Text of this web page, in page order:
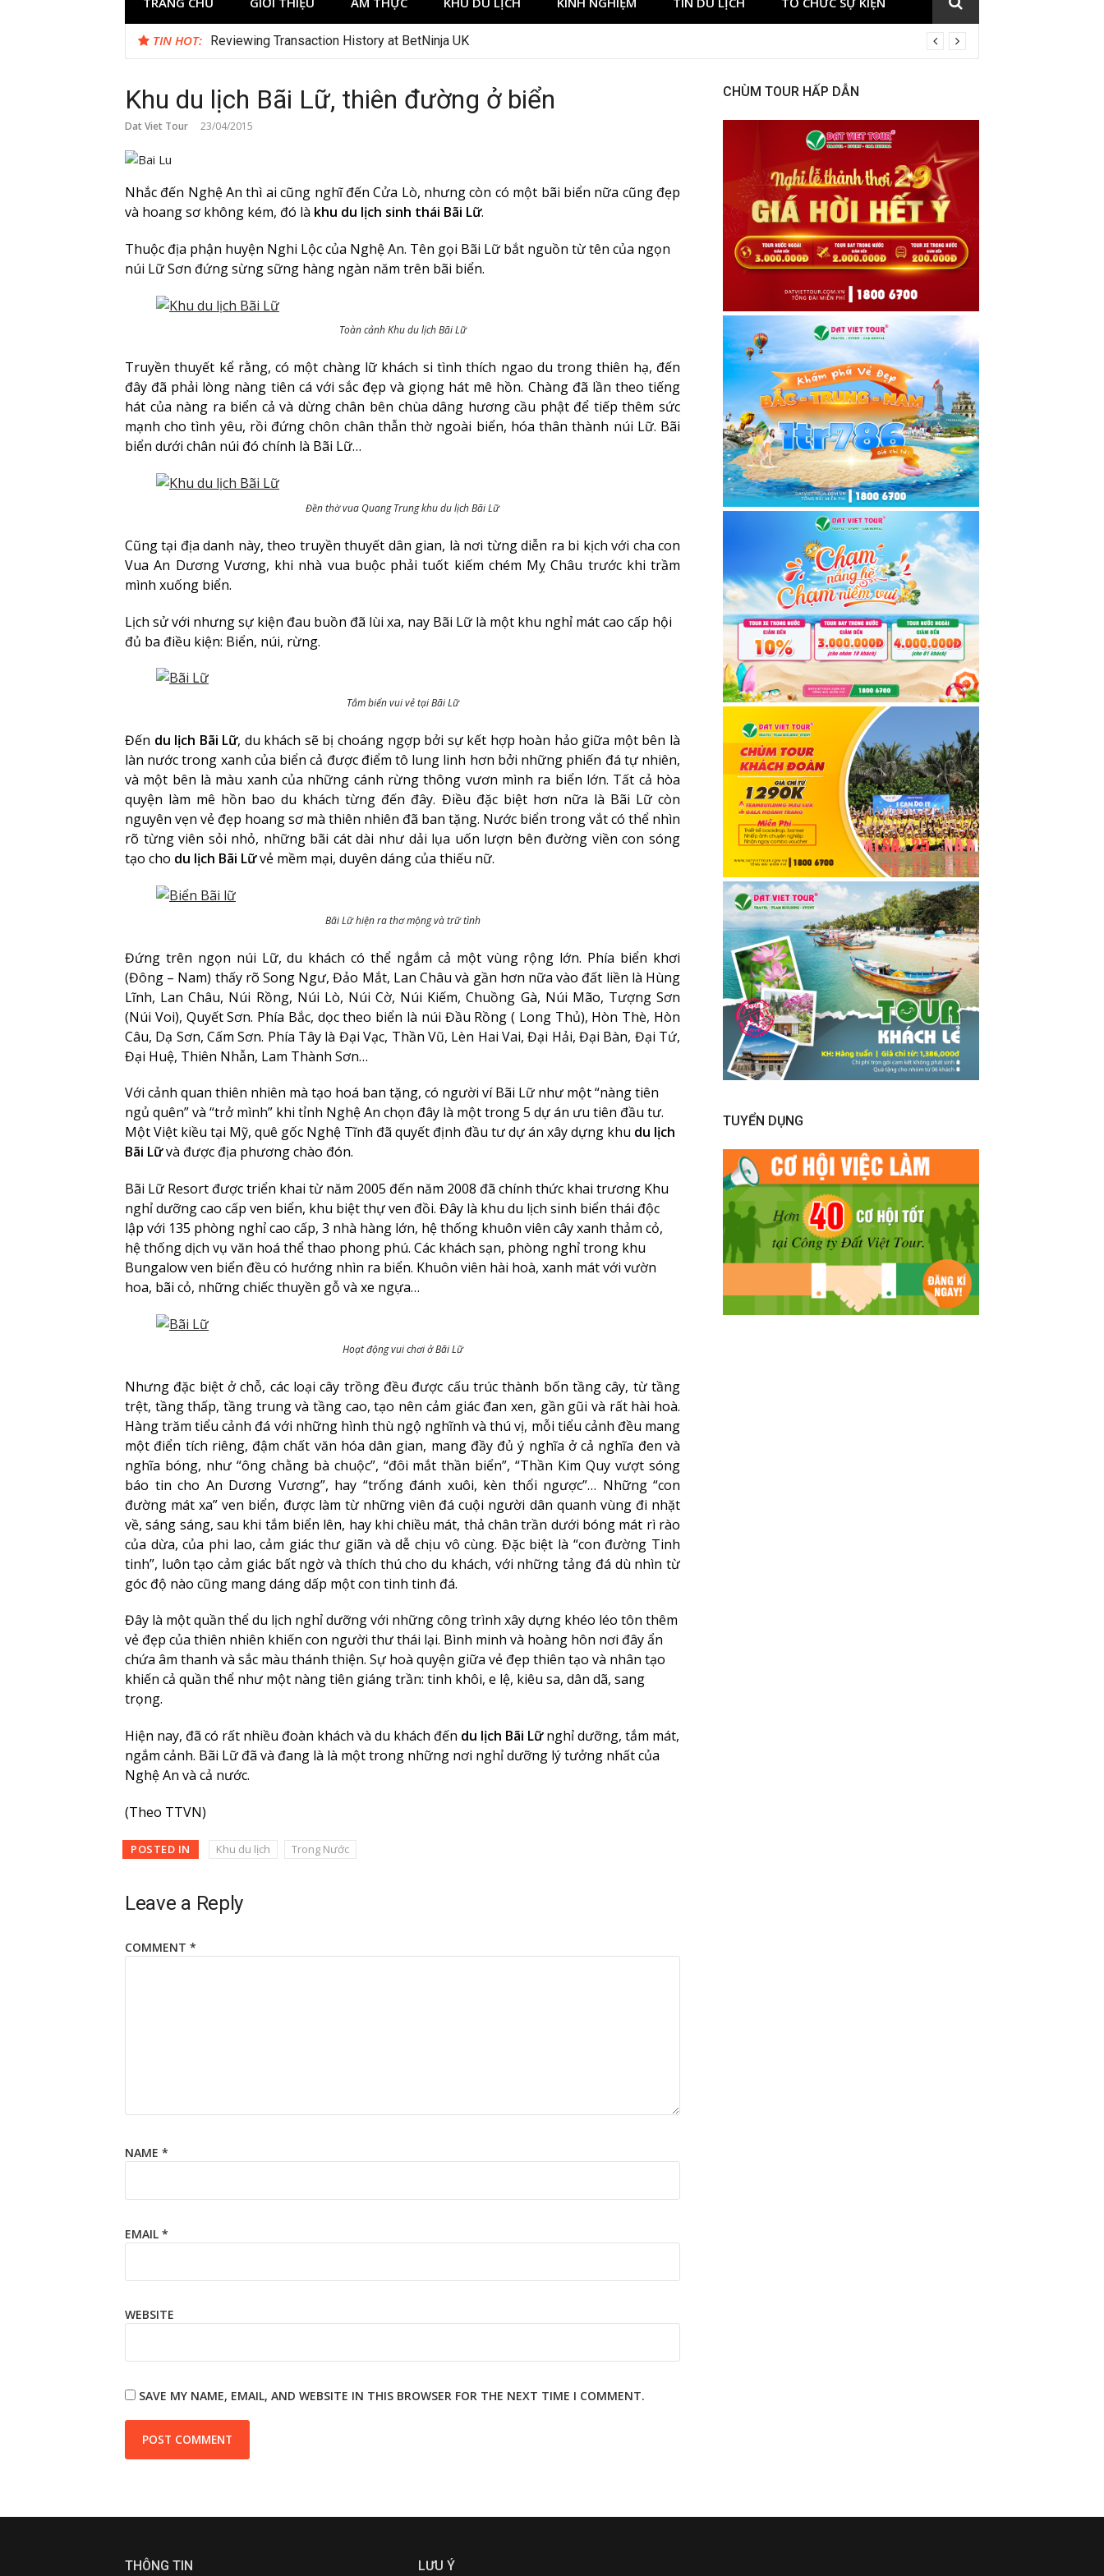
TIN HOT: Reviewing Transaction History at BetNinja UK
Khu du lịch Bãi Lữ, thiên đường ở biển
Dat Viet Tour 23/04/2015
Nhắc đến Nghệ An thì ai cũng nghĩ đến Cửa Lò, nhưng còn có một bãi biển nữa cũng đẹp
và hoang sơ không kém, đó là khu du lịch sinh thái Bãi Lữ.
Thuộc địa phận huyện Nghi Lộc của Nghệ An. Tên gọi Bãi Lữ bắt nguồn từ tên của ngọn
núi Lữ Sơn đứng sừng sững hàng ngàn năm trên bãi biển.
Toàn cảnh Khu du lịch Bãi Lữ
Truyền thuyết kể rằng, có một chàng lữ khách si tình thích ngao du trong thiên hạ, đến
đây đã phải lòng nàng tiên cá với sắc đẹp và giọng hát mê hồn. Chàng đã lần theo tiếng
hát của nàng ra biển cả và dừng chân bên chùa dâng hương cầu phật để tiếp thêm sức
mạnh cho tình yêu, rồi đứng chôn chân thẫn thờ ngoài biển, hóa thân thành núi Lữ. Bãi
biển dưới chân núi đó chính là Bãi Lữ…
Đền thờ vua Quang Trung khu du lịch Bãi Lữ
Cũng tại địa danh này, theo truyền thuyết dân gian, là nơi từng diễn ra bi kịch với cha con
Vua An Dương Vương, khi nhà vua buộc phải tuốt kiếm chém Mỵ Châu trước khi trầm
mình xuống biển.
Lịch sử với nhưng sự kiện đau buồn đã lùi xa, nay Bãi Lữ là một khu nghỉ mát cao cấp hội
đủ ba điều kiện: Biển, núi, rừng.
Tắm biển vui vẻ tại Bãi Lữ
Đến du lịch Bãi Lữ, du khách sẽ bị choáng ngợp bởi sự kết hợp hoàn hảo giữa một bên là
làn nước trong xanh của biển cả được điểm tô lung linh hơn bởi những phiến đá tự nhiên,
và một bên là màu xanh của những cánh rừng thông vươn mình ra biển lớn. Tất cả hòa
quyện làm mê hồn bao du khách từng đến đây. Điều đặc biệt hơn nữa là Bãi Lữ còn
nguyên vẹn vẻ đẹp hoang sơ mà thiên nhiên đã ban tặng. Nước biển trong vắt có thể nhìn
rõ từng viên sỏi nhỏ, những bãi cát dài như dải lụa uốn lượn bên đường viền con sóng
tạo cho du lịch Bãi Lữvẻ mềm mại, duyên dáng của thiếu nữ.
Bãi Lữ hiện ra thơ mộng và trữ tình
Đứng trên ngọn núi Lữ, du khách có thể ngắm cả một vùng rộng lớn. Phía biển khơi
(Đông – Nam) thấy rõ Song Ngư, Đảo Mắt, Lan Châu và gần hơn nữa vào đất liền là Hùng
Lĩnh, Lan Châu, Núi Rồng, Núi Lò, Núi Cờ, Núi Kiếm, Chuồng Gà, Núi Mão, Tượng Sơn
(Núi Voi), Quyết Sơn. Phía Bắc, dọc theo biển là núi Đầu Rồng ( Long Thủ), Hòn Thè, Hòn
Câu, Dạ Sơn, Cấm Sơn. Phía Tây là Đại Vạc, Thần Vũ, Lèn Hai Vai, Đại Hải, Đại Bàn, Đại Tứ,
Đại Huệ, Thiên Nhẫn, Lam Thành Sơn…
Với cảnh quan thiên nhiên mà tạo hoá ban tặng, có người ví Bãi Lữ như một “nàng tiên
ngủ quên” và “trở mình” khi tỉnh Nghệ An chọn đây là một trong 5 dự án ưu tiên đầu tư.
Một Việt kiều tại Mỹ, quê gốc Nghệ Tĩnh đã quyết định đầu tư dự án xây dựng khu du lịch
Bãi Lữvà được địa phương chào đón.
Bãi Lữ Resort được triển khai từ năm 2005 đến năm 2008 đã chính thức khai trương Khu
nghỉ dưỡng cao cấp ven biển, khu biệt thự ven đồi. Đây là khu du lịch sinh biển thái độc
lập với 135 phòng nghỉ cao cấp, 3 nhà hàng lớn, hệ thống khuôn viên cây xanh thảm cỏ,
hệ thống dịch vụ văn hoá thể thao phong phú. Các khách sạn, phòng nghỉ trong khu
Bungalow ven biển đều có hướng nhìn ra biển. Khuôn viên hài hoà, xanh mát với vườn
hoa, bãi cỏ, những chiếc thuyền gỗ và xe ngựa…
Hoạt động vui chơi ở Bãi Lữ
Nhưng đặc biệt ở chỗ, các loại cây trồng đều được cấu trúc thành bốn tầng cây, từ tầng
trệt, tầng thấp, tầng trung và tầng cao, tạo nên cảm giác đan xen, gần gũi và rất hài hoà.
Hàng trăm tiểu cảnh đá với những hình thù ngộ nghĩnh và thú vị, mỗi tiểu cảnh đều mang
một điển tích riêng, đậm chất văn hóa dân gian, mang đầy đủ ý nghĩa ở cả nghĩa đen và
nghĩa bóng, như “ông chằng bà chuộc”, “đôi mắt thần biển”, “Thần Kim Quy vượt sóng
báo tin cho An Dương Vương”, hay “trống đánh xuôi, kèn thổi ngược”… Những “con
đường mát xa” ven biển, được làm từ những viên đá cuội người dân quanh vùng đi nhặt
về, sáng sáng, sau khi tắm biển lên, hay khi chiều mát, thả chân trần dưới bóng mát rì rào
của dừa, của phi lao, cảm giác thư giãn và dễ chịu vô cùng. Đặc biệt là “con đường Tinh
tinh”, luôn tạo cảm giác bất ngờ và thích thú cho du khách, với những tảng đá dù nhìn từ
góc độ nào cũng mang dáng dấp một con tinh tinh đá.
Đây là một quần thể du lịch nghỉ dưỡng với những công trình xây dựng khéo léo tôn thêm
vẻ đẹp của thiên nhiên khiến con người thư thái lại. Bình minh và hoàng hôn nơi đây ẩn
chứa âm thanh và sắc màu thánh thiện. Sự hoà quyện giữa vẻ đẹp thiên tạo và nhân tạo
khiến cả quần thể như một nàng tiên giáng trần: tinh khôi, e lệ, kiêu sa, dân dã, sang
trọng.
Hiện nay, đã có rất nhiều đoàn khách và du khách đến du lịch Bãi Lữnghỉ dưỡng, tắm mát,
ngắm cảnh. Bãi Lữ đã và đang là là một trong những nơi nghỉ dưỡng lý tưởng nhất của
Nghệ An và cả nước.
(Theo TTVN)
POSTED IN Khu du lịch Trong Nước
Leave a Reply
COMMENT *
NAME *
EMAIL *
WEBSITE
SAVE MY NAME, EMAIL, AND WEBSITE IN THIS BROWSER FOR THE NEXT TIME I COMMENT.
CHÙM TOUR HẤP DẪN
TUYỂN DỤNG
THÔNG TIN LƯU Ý